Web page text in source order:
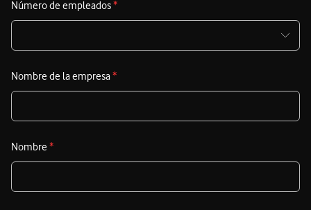
Número de empleados*
Nombre de la empresa*
Nombre *